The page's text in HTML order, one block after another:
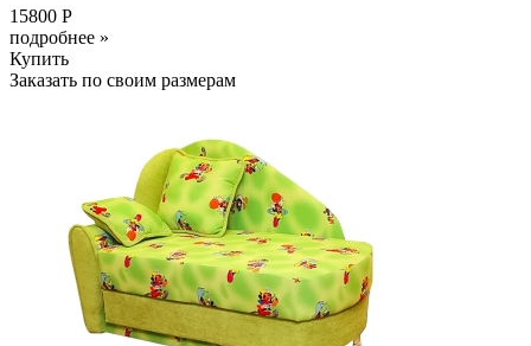
15800 Р
подробнее »
Купить
Заказать по своим размерам